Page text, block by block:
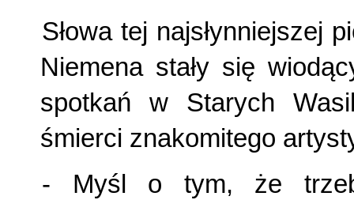
Słowa tej najsłynniejszej
Niemena stały się
spotkań w Starych
śmierci znakomitego
- Myśl o tym, że